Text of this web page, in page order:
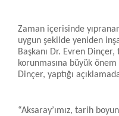
Zaman içerisinde
uygun şekilde yeniden
Başkanı Dr. Evren
korunmasına büyük
Dinçer, yaptığı
“Aksaray’ımız, tarih